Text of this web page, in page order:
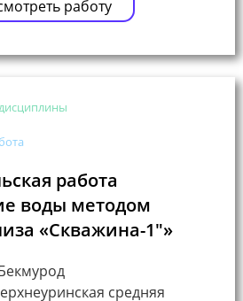
работу
работа
воды методом
«Скважина-1″»
средняя